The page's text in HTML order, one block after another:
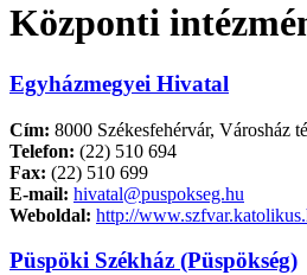
Központi
Egyházmegyei Hivatal
Cím: 8000 Székesfehérvár, Városház
Telefon: (22) 510 694
Fax: (22) 510 699
E-mail: hivatal@puspokseg.hu
Weboldal: http://
Püspöki Székház (Püspökség)